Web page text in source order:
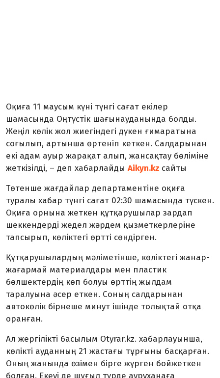
Оқиға 11 маусым күні түнгі сағат екілер
шамасында Оңтүстік шағынауданында болды.
Жеңіл көлік жол жиегіндегі дүкен ғимаратына
соғылып, артынша өртеніп кеткен. Салдарынан
екі адам ауыр жарақат алып, жансақтау бөліміне
жеткізілді, – деп хабарлайды Aikyn.kz сайты
Төтенше жағдайлар департаментіне оқиға
туралы хабар түнгі сағат 02:30 шамасында түскен.
Оқиға орнына жеткен құтқарушылар зардап
шеккендерді жедел жәрдем қызметкерлеріне
тапсырып, көліктегі өртті сөндірген.
Құтқарушылардың мәліметінше, көліктегі жанар-
жағармай материалдары мен пластик
бөлшектердің көп болуы өрттің жылдам
таралуына әсер еткен. Соның салдарынан
автокөлік бірнеше минут ішінде толықтай отқа
оранған.
Ал жергілікті басылым Otyrar.kz. хабарлауынша,
көлікті ауданның 21 жастағы тұрғыны басқарған.
Оның жанында өзімен бірге жүрген бойжеткен